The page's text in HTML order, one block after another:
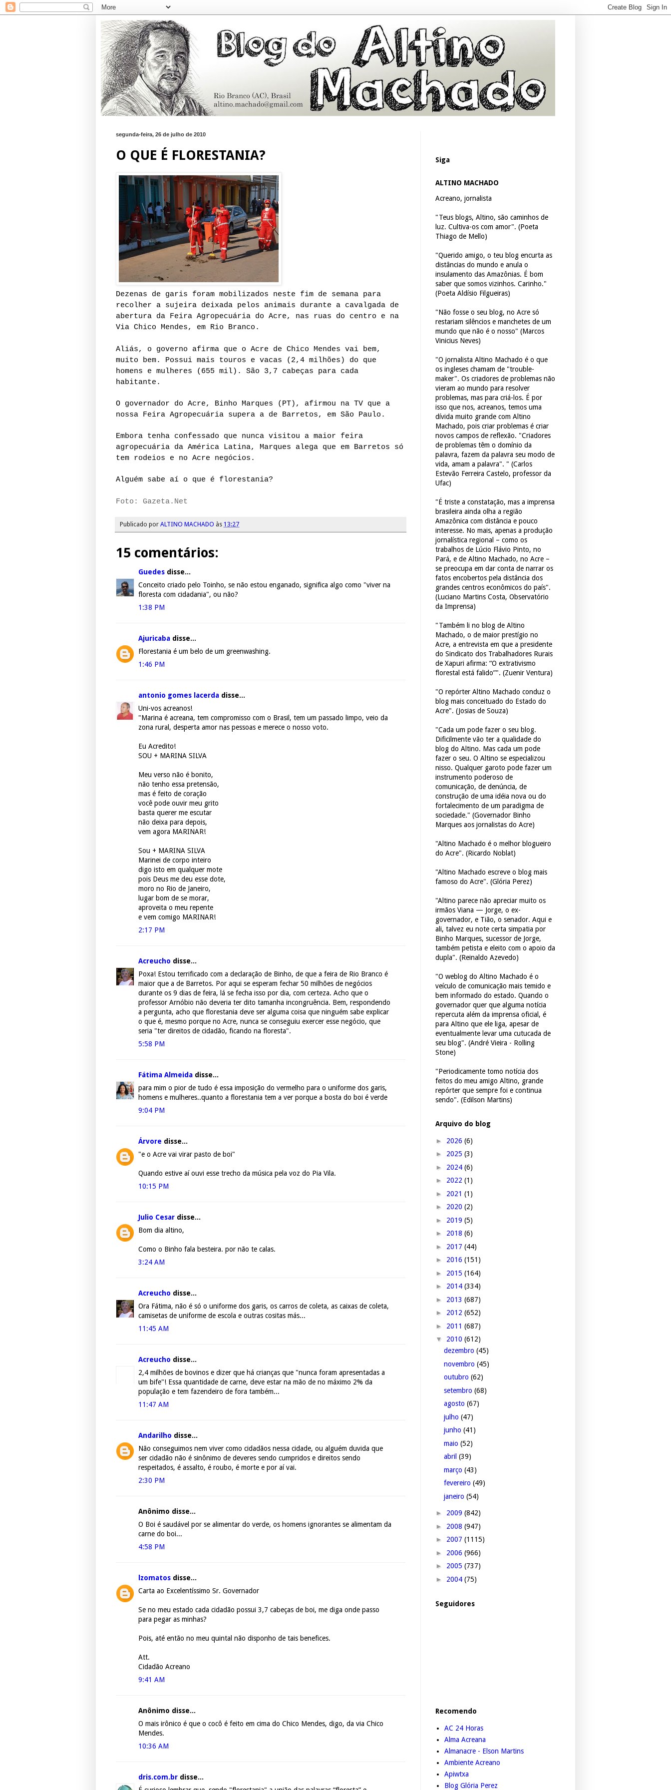
segunda-feira, 26 de julho de 2010
O QUE É FLORESTANIA?
Dezenas de garis foram mobilizados neste fim de semana para
recolher a sujeira deixada pelos animais durante a cavalgada de
abertura da Feira Agropecuária do Acre, nas ruas do centro e na
Via Chico Mendes, em Rio Branco.
Aliás, o governo afirma que o Acre de Chico Mendes vai bem,
muito bem. Possui mais touros e vacas (2,4 milhões) do que
homens e mulheres (655 mil). São 3,7 cabeças para cada
habitante.
O governador do Acre, Binho Marques (PT), afirmou na TV que a
nossa Feira Agropecuária supera a de Barretos, em São Paulo.
Embora tenha confessado que nunca visitou a maior feira
agropecuária da América Latina, Marques alega que em Barretos só
tem rodeios e no Acre negócios.
Alguém sabe aí o que é florestania?
Foto: Gazeta.Net
Publicado por ALTINO MACHADO às 13:27
15 comentários:
Guedes disse...
Conceito criado pelo Toinho, se não estou enganado, significa algo como "viver na
floresta com cidadania", ou não?
1:38 PM
Ajuricaba disse...
Florestania é um belo de um greenwashing.
1:46 PM
antonio gomes lacerda disse...
Uni-vos acreanos!
"Marina é acreana, tem compromisso com o Brasil, tem um passado limpo, veio da
zona rural, desperta amor nas pessoas e merece o nosso voto.
Eu Acredito!
SOU + MARINA SILVA
Meu verso não é bonito,
não tenho essa pretensão,
mas é feito de coração
você pode ouvir meu grito
basta querer me escutar
não deixa para depois,
vem agora MARINAR!
Sou + MARINA SILVA
Marinei de corpo inteiro
digo isto em qualquer mote
pois Deus me deu esse dote,
moro no Rio de Janeiro,
lugar bom de se morar,
aproveita o meu repente
e vem comigo MARINAR!
2:17 PM
Acreucho disse...
Poxa! Estou terrificado com a declaração de Binho, de que a feira de Rio Branco é
maior que a de Barretos. Por aqui se esperam fechar 50 milhões de negócios
durante os 9 dias de feira, lá se fecha isso por dia, com certeza. Acho que o
professor Arnóbio não deveria ter dito tamanha incongruência. Bem, respondendo
a pergunta, acho que florestania deve ser alguma coisa que ninguém sabe explicar
o que é, mesmo porque no Acre, nunca se conseguiu exercer esse negócio, que
seria "ter direitos de cidadão, ficando na floresta".
5:58 PM
Fátima Almeida disse...
para mim o pior de tudo é essa imposição do vermelho para o uniforme dos garis,
homens e mulheres..quanto a florestania tem a ver porque a bosta do boi é verde
9:04 PM
Árvore disse...
"e o Acre vai virar pasto de boi"
Quando estive aí ouvi esse trecho da música pela voz do Pia Vila.
10:15 PM
Julio Cesar disse...
Bom dia altino,
Como o Binho fala besteira. por não te calas.
3:24 AM
Acreucho disse...
Ora Fátima, não é só o uniforme dos garis, os carros de coleta, as caixas de coleta,
camisetas de uniforme de escola e outras cositas más...
11:45 AM
Acreucho disse...
2,4 milhões de bovinos e dizer que há crianças que "nunca foram apresentadas a
um bife"! Essa quantidade de carne, deve estar na mão de no máximo 2% da
população e tem fazendeiro de fora também...
11:47 AM
Andarilho disse...
Não conseguimos nem viver como cidadãos nessa cidade, ou alguém duvida que
ser cidadão não é sinônimo de deveres sendo cumpridos e direitos sendo
respeitados, é assalto, é roubo, é morte e por aí vai.
2:30 PM
Anônimo disse...
O Boi é saudável por se alimentar do verde, os homens ignorantes se alimentam da
carne do boi...
4:58 PM
lzomatos disse...
Carta ao Excelentíssimo Sr. Governador
Se no meu estado cada cidadão possui 3,7 cabeças de boi, me diga onde passo
para pegar as minhas?
Pois, até então no meu quintal não disponho de tais benefices.
Att.
Cidadão Acreano
9:41 AM
Anônimo disse...
O mais irônico é que o cocô é feito em cima do Chico Mendes, digo, da via Chico
Mendes.
10:36 AM
dris.com.br disse...
Siga
ALTINO MACHADO
Acreano, jornalista
"Teus blogs, Altino, são caminhos de
luz. Cultiva-os com amor". (Poeta
Thiago de Mello)
"Querido amigo, o teu blog encurta as
distâncias do mundo e anula o
insulamento das Amazônias. É bom
saber que somos vizinhos. Carinho."
(Poeta Aldísio Filgueiras)
"Não fosse o seu blog, no Acre só
restariam silêncios e manchetes de um
mundo que não é o nosso" (Marcos
Vinicius Neves)
"O jornalista Altino Machado é o que
os ingleses chamam de "trouble-
maker". Os criadores de problemas não
vieram ao mundo para resolver
problemas, mas para criá-los. É por
isso que nos, acreanos, temos uma
dívida muito grande com Altino
Machado, pois criar problemas é criar
novos campos de reflexão. "Criadores
de problemas têm o domínio da
palavra, fazem da palavra seu modo de
vida, amam a palavra". " (Carlos
Estevão Ferreira Castelo, professor da
Ufac)
"É triste a constatação, mas a imprensa
brasileira ainda olha a região
Amazônica com distância e pouco
interesse. No mais, apenas a produção
jornalística regional – como os
trabalhos de Lúcio Flávio Pinto, no
Pará, e de Altino Machado, no Acre –
se preocupa em dar conta de narrar os
fatos encobertos pela distância dos
grandes centros econômicos do país".
(Luciano Martins Costa, Observatório
da Imprensa)
"Também li no blog de Altino
Machado, o de maior prestígio no
Acre, a entrevista em que a presidente
do Sindicato dos Trabalhadores Rurais
de Xapuri afirma: “O extrativismo
florestal está falido”". (Zuenir Ventura)
"O repórter Altino Machado conduz o
blog mais conceituado do Estado do
Acre". (Josias de Souza)
"Cada um pode fazer o seu blog.
Dificilmente vão ter a qualidade do
blog do Altino. Mas cada um pode
fazer o seu. O Altino se especializou
nisso. Qualquer garoto pode fazer um
instrumento poderoso de
comunicação, de denúncia, de
construção de uma idéia nova ou do
fortalecimento de um paradigma de
sociedade." (Governador Binho
Marques aos jornalistas do Acre)
"Altino Machado é o melhor blogueiro
do Acre". (Ricardo Noblat)
"Altino Machado escreve o blog mais
famoso do Acre". (Glória Perez)
"Altino parece não apreciar muito os
irmãos Viana — Jorge, o ex-
governador, e Tião, o senador. Aqui e
ali, talvez eu note certa simpatia por
Binho Marques, sucessor de Jorge,
também petista e eleito com o apoio da
dupla". (Reinaldo Azevedo)
"O weblog do Altino Machado é o
veículo de comunicação mais temido e
bem informado do estado. Quando o
governador quer que alguma notícia
repercuta além da imprensa oficial, é
para Altino que ele liga, apesar de
eventualmente levar uma cutucada de
seu blog". (André Vieira - Rolling
Stone)
"Periodicamente tomo notícia dos
feitos do meu amigo Altino, grande
repórter que sempre foi e continua
sendo". (Edilson Martins)
Arquivo do blog
► 2026 (6)
► 2025 (3)
► 2024 (6)
► 2022 (1)
► 2021 (1)
► 2020 (2)
► 2019 (5)
► 2018 (6)
► 2017 (44)
► 2016 (151)
► 2015 (164)
► 2014 (334)
► 2013 (687)
► 2012 (652)
► 2011 (687)
▼ 2010 (612)
dezembro (45)
novembro (45)
outubro (62)
setembro (68)
agosto (67)
julho (47)
junho (41)
maio (52)
abril (39)
março (43)
fevereiro (49)
janeiro (54)
► 2009 (842)
► 2008 (947)
► 2007 (1115)
► 2006 (966)
► 2005 (737)
► 2004 (75)
Seguidores
Recomendo
AC 24 Horas
Alma Acreana
Almanacre - Elson Martins
Ambiente Acreano
Apiwtxa
Blog Glória Perez